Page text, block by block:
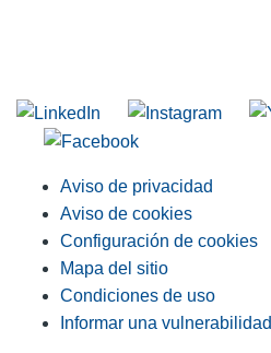
Aviso de privacidad
Aviso de cookies
Configuración de cookies
Mapa del sitio
Condiciones de uso
Informar una vulnerabilidad